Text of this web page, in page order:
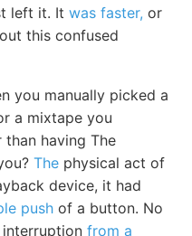
left it. It was faster, or
this confused
you manually picked a
a mixtape you
having The
The physical act of
device, it had
push of a button. No
from a